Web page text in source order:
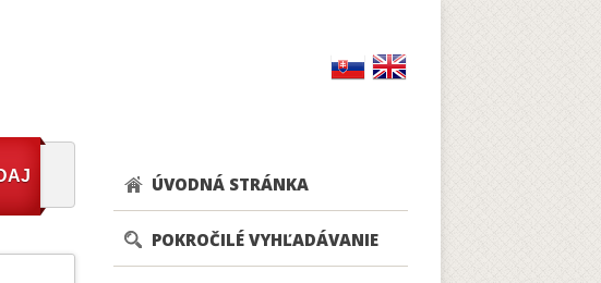
ÚVODNÁ STRÁNKA
POKROČILÉ VYHĽADÁVANIE